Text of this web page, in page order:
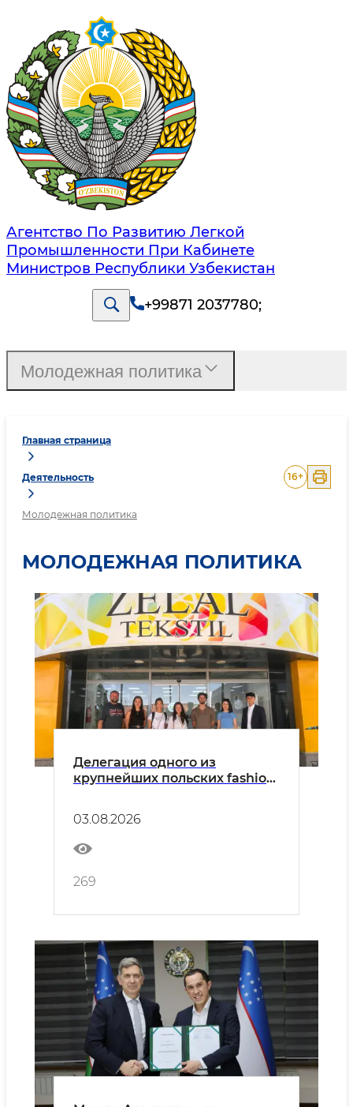
Агентство По Развитию Легкой
Промышленности При Кабинете
Министров Республики Узбекистан
+99871 2037780;
Главная страница
Деятельность
Молодежная политика
16+
МОЛОДЕЖНАЯ ПОЛИТИКА
Делегация одного из
крупнейших польских fashion-
03.08.2026
269
Молодежная политика